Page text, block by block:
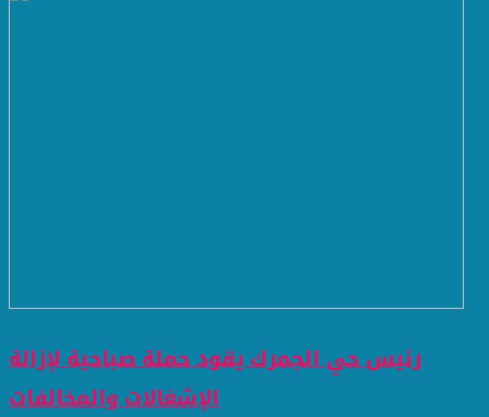
رئيس حي الجمرك يقود حملة صباحية لإزالة
الإشغالات والمخالفات